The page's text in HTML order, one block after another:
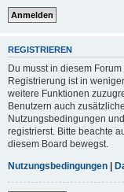
REGISTRIEREN
Du musst in diesem
Registrierung ist in
weitere Funktionen
Benutzern auch
Nutzungsbedingungen
registrierst. Bitte beachte
diesem Board bewegst.
Nutzungsbedingungen |